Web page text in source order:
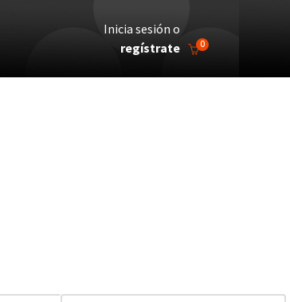
Inicia sesión o
regístrate
0